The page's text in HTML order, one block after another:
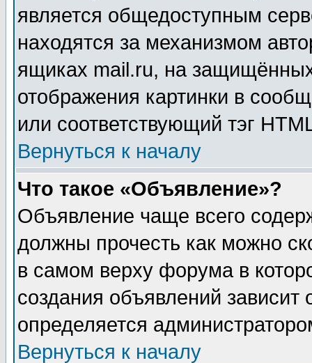
является общедоступным
находятся за механизмом
ящиках mail.ru, на
отображения картинки в
или соответствующий тэг
Вернуться к началу
Что такое «Объявление»?
Объявление чаще всего
должны прочесть как можно
в самом верху форума в
создания объявлений зависит
определяется
Вернуться к началу